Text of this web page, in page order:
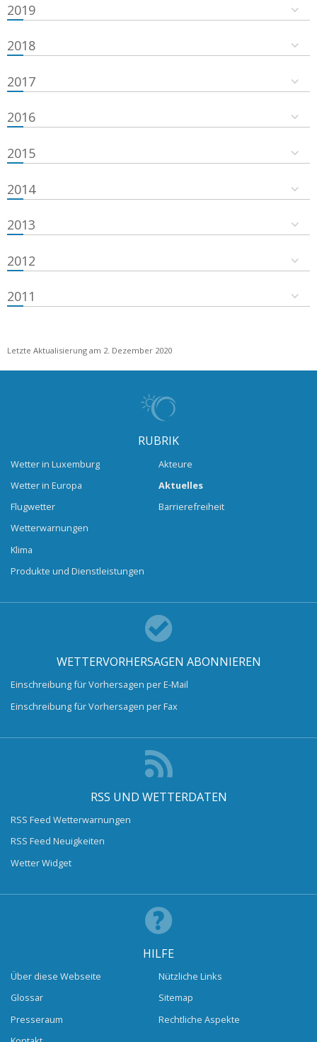
2019
2018
2017
2016
2015
2014
2013
2012
2011
Letzte Aktualisierung am 2. Dezember 2020
RUBRIK
Wetter in Luxemburg
Wetter in Europa
Flugwetter
Wetterwarnungen
Klima
Produkte und Dienstleistungen
Akteure
Aktuelles
Barrierefreiheit
WETTERVORHERSAGEN ABONNIEREN
Einschreibung für Vorhersagen per E-Mail
Einschreibung für Vorhersagen per Fax
RSS UND WETTERDATEN
RSS Feed Wetterwarnungen
RSS Feed Neuigkeiten
Wetter Widget
HILFE
Über diese Webseite
Glossar
Presseraum
Nützliche Links
Sitemap
Rechtliche Aspekte